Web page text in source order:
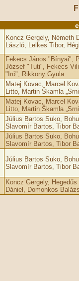
Koncz Gergely, Németh
László, Lelkes Tibor,
Fekecs János "Bínyai",
József "Tuti", Fekecs
"Iró", Rikkony Gyula
Matej Kovac, Marcel
Litto, Martin Škamla
Matej Kovac, Marcel
Litto, Martin Škamla
Július Bartos Suko,
Slavomír Bartos, Tibor
Július Bartos Suko,
Slavomír Bartos, Tibor
Július Bartos Suko,
Slavomír Bartos, Tibor
Koncz Gergely,
Dániel, Domonkos